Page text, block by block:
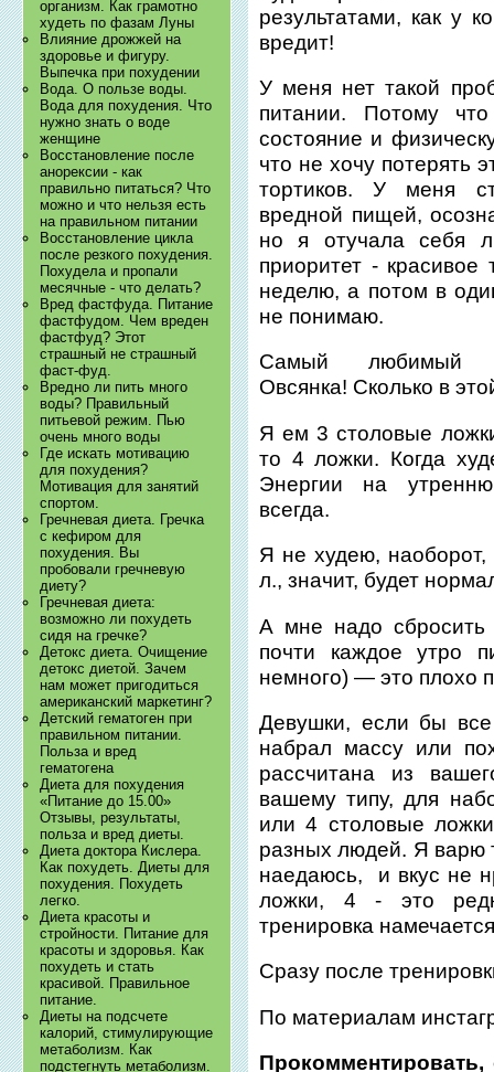
организм. Как грамотно
худеть по фазам Луны
Влияние дрожжей на
здоровье и фигуру.
Выпечка при похудении
Вода. О пользе воды.
Вода для похудения. Что
нужно знать о воде
женщине
Восстановление после
анорексии - как
правильно питаться? Что
можно и что нельзя есть
на правильном питании
Восстановление цикла
после резкого похудения.
Похудела и пропали
месячные - что делать?
Вред фастфуда. Питание
фастфудом. Чем вреден
фастфуд? Этот
страшный не страшный
фаст-фуд.
Вредно ли пить много
воды? Правильный
питьевой режим. Пью
очень много воды
Где искать мотивацию
для похудения?
Мотивация для занятий
спортом.
Гречневая диета. Гречка
с кефиром для
похудения. Вы
пробовали гречневую
диету?
Гречневая диета:
возможно ли похудеть
сидя на гречке?
Детокс диета. Очищение
детокс диетой. Зачем
нам может пригодиться
американский маркетинг?
Детский гематоген при
правильном питании.
Польза и вред
гематогена
Диета для похудения
«Питание до 15.00»
Отзывы, результаты,
польза и вред диеты.
Диета доктора Кислера.
Как похудеть. Диеты для
похудения. Похудеть
легко.
Диета красоты и
стройности. Питание для
красоты и здоровья. Как
похудеть и стать
красивой. Правильное
питание.
Диеты на подсчете
калорий, стимулирующие
метаболизм. Как
подстегнуть метаболизм.
результатами, как у
вредит!
У меня нет такой
питании. Потому
состояние и
что не хочу потерять
тортиков. У меня
вредной пищей,
но я отучала себя
приоритет -
неделю, а потом в
не понимаю.
Самый любимый
Овсянка! Сколько в
Я ем 3 столовые
то 4 ложки. Когда
Энергии на
всегда.
Я не худею,
л., значит, будет
А мне надо
почти каждое утро
немного) — это плохо
Девушки, если бы
набрал массу или
рассчитана из
вашему типу, для
или 4 столовые
разных людей. Я варю
наедаюсь, и вкус не
ложки, 4 - это
тренировка
Сразу после
По материалам